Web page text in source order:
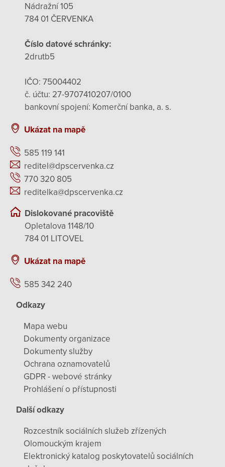
Nádražní 105
784 01 ČERVENKA
Číslo datové schránky:
2drutb5
IČO: 75004402
č. účtu: 27-9707410207/0100
bankovní spojení: Komerční banka, a. s.
Ukázat na mapě
585 119 141
reditel@dpscervenka.cz
770 320 805
reditelka@dpscervenka.cz
Dislokované pracoviště
Opletalova 1148/10
784 01 LITOVEL
Ukázat na mapě
585 342 240
Odkazy
Mapa webu
Dokumenty organizace
Dokumenty služby
Ochrana oznamovatelů
GDPR - webové stránky
Prohlášení o přístupnosti
Další odkazy
Rozcestník sociálních služeb zřízených
Olomouckým krajem
Elektronický katalog poskytovatelů sociálních